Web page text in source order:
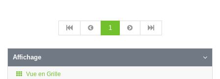
1
Affichage
Vue en Grille